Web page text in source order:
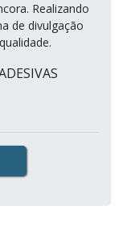
Realizando
de divulgação